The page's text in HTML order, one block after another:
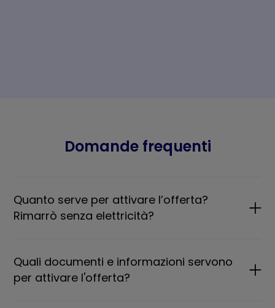
Domande frequenti
Quanto serve per attivare l’offerta?
Rimarrò senza elettricità?
Quali documenti e informazioni servono
per attivare l'offerta?